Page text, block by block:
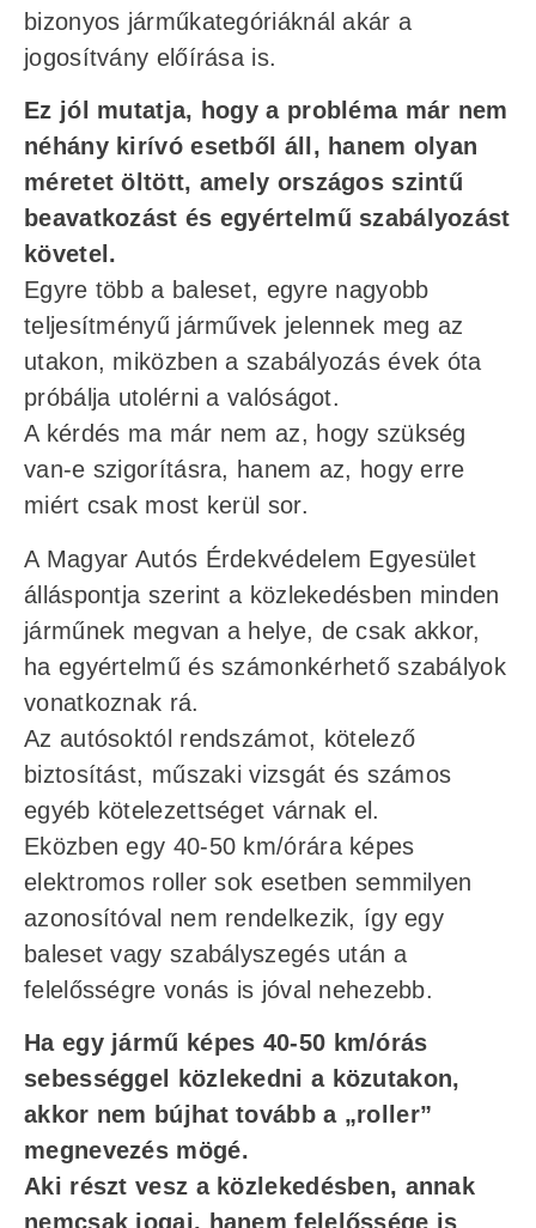
bizonyos járműkategóriáknál akár a
jogosítvány előírása is.
Ez jól mutatja, hogy a probléma már nem
néhány kirívó esetből áll, hanem olyan
méretet öltött, amely országos szintű
beavatkozást és egyértelmű szabályozást
követel.
Egyre több a baleset, egyre nagyobb
teljesítményű járművek jelennek meg az
utakon, miközben a szabályozás évek óta
próbálja utolérni a valóságot.
A kérdés ma már nem az, hogy szükség
van-e szigorításra, hanem az, hogy erre
miért csak most kerül sor.
A Magyar Autós Érdekvédelem Egyesület
álláspontja szerint a közlekedésben minden
járműnek megvan a helye, de csak akkor,
ha egyértelmű és számonkérhető szabályok
vonatkoznak rá.
Az autósoktól rendszámot, kötelező
biztosítást, műszaki vizsgát és számos
egyéb kötelezettséget várnak el.
Eközben egy 40-50 km/órára képes
elektromos roller sok esetben semmilyen
azonosítóval nem rendelkezik, így egy
baleset vagy szabályszegés után a
felelősségre vonás is jóval nehezebb.
Ha egy jármű képes 40-50 km/órás
sebességgel közlekedni a közutakon,
akkor nem bújhat tovább a „roller”
megnevezés mögé.
Aki részt vesz a közlekedésben, annak
nemcsak jogai, hanem felelőssége is